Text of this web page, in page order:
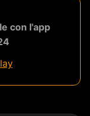
con l'app